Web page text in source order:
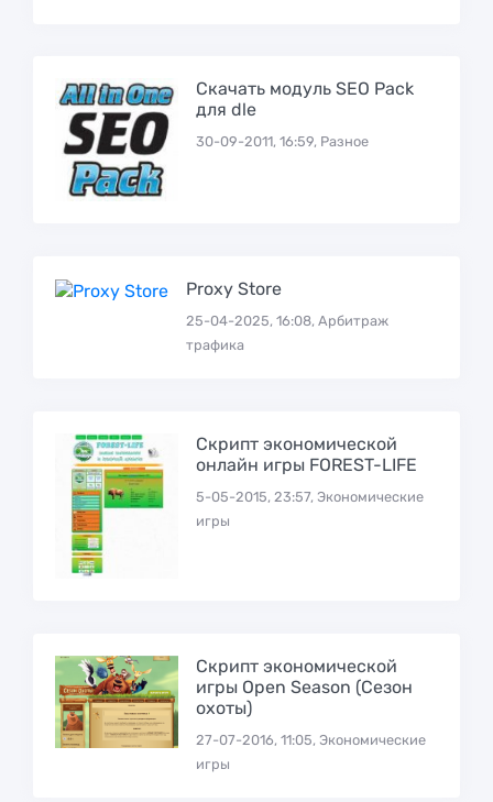
Скачать модуль SEO Pack
для dle
30-09-2011, 16:59, Разное
Proxy Store
25-04-2025, 16:08, Арбитраж
трафика
Скрипт экономической
онлайн игры FOREST-LIFE
5-05-2015, 23:57, Экономические
игры
Скрипт экономической
игры Open Season (Сезон
охоты)
27-07-2016, 11:05, Экономические
игры